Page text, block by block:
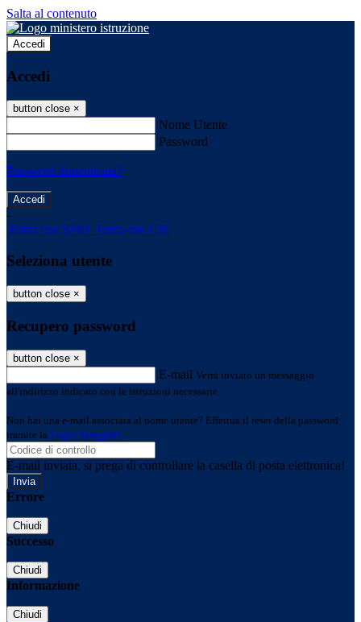
Salta al contenuto
Accedi
Accedi
button close ×
Nome Utente
Password
Password dimenticata?
-
Entra con SPID Entra con CIE
Seleziona utente
button close ×
Recupero password
button close ×
E-mail Verrà inviato un messaggio
all'indirizzo indicato con le istruzioni necessarie.
Non hai una e-mail associata al nome utente? Effettua il reset della password
tramite la Login Spaggiari
E-mail inviata, si prega di controllare la casella di posta elettronica!
Errore
Chiudi
Successo
Chiudi
Informazione
Chiudi